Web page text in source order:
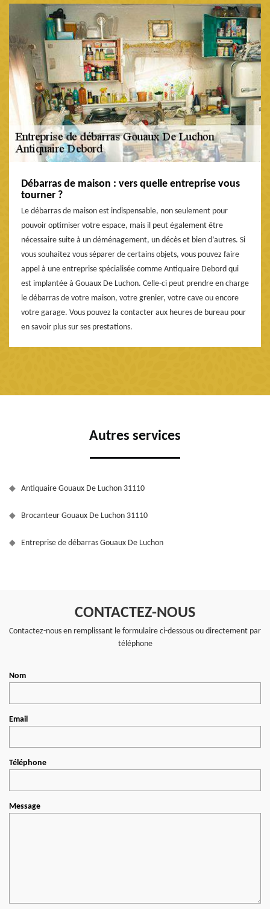
Débarras de maison : vers quelle entreprise vous
tourner ?
Le débarras de maison est indispensable, non seulement pour
pouvoir optimiser votre espace, mais il peut également être
nécessaire suite à un déménagement, un décès et bien d’autres. Si
vous souhaitez vous séparer de certains objets, vous pouvez faire
appel à une entreprise spécialisée comme Antiquaire Debord qui
est implantée à Gouaux De Luchon. Celle-ci peut prendre en charge
le débarras de votre maison, votre grenier, votre cave ou encore
votre garage. Vous pouvez la contacter aux heures de bureau pour
en savoir plus sur ses prestations.
Autres services
Antiquaire Gouaux De Luchon 31110
Brocanteur Gouaux De Luchon 31110
Entreprise de débarras Gouaux De Luchon
CONTACTEZ-NOUS
Contactez-nous en remplissant le formulaire ci-dessous ou directement par
téléphone
Nom
Email
Téléphone
Message